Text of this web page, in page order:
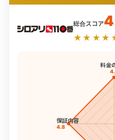
総合スコア
料金
保証内容
4.8